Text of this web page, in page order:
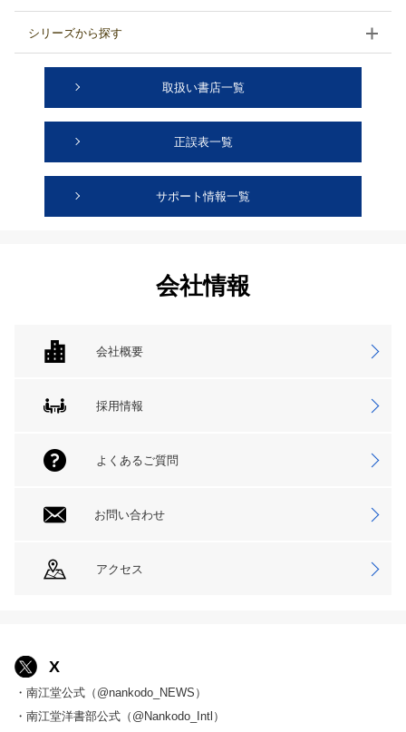
シリーズから探す
取扱い書店一覧
正誤表一覧
サポート情報一覧
会社情報
会社概要
採用情報
よくあるご質問
お問い合わせ
アクセス
X
・南江堂公式（@nankodo_NEWS）
・南江堂洋書部公式（@Nankodo_Intl）